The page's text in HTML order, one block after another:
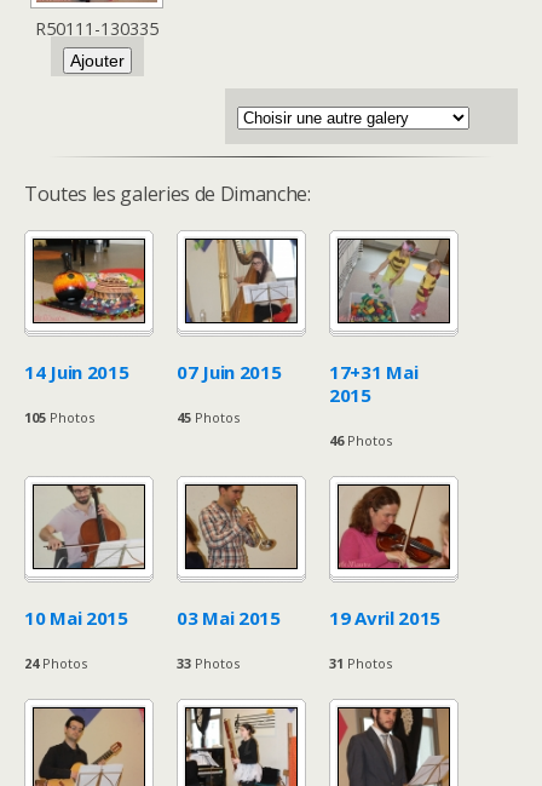
R50111-130335
Toutes les galeries de Dimanche:
14 Juin 2015
105 Photos
07 Juin 2015
45 Photos
17+31 Mai
2015
46Photos
10 Mai 2015
24Photos
03 Mai 2015
33 Photos
19 Avril 2015
31 Photos